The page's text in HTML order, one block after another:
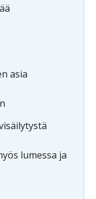
asia
lumessa ja